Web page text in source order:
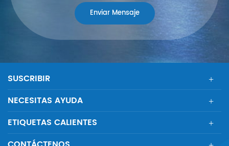
SUSCRIBIR
NECESITAS AYUDA
ETIQUETAS CALIENTES